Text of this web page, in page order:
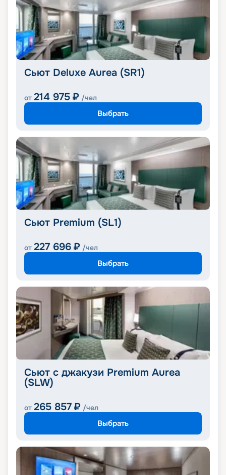
Сьют Deluxe Aurea (SR1)
от 214 975 ₽ /чел
Выбрать
Сьют Premium (SL1)
от 227 696 ₽ /чел
Выбрать
Сьют с джакузи Premium Aurea
(SLW)
от 265 857 ₽ /чел
Выбрать